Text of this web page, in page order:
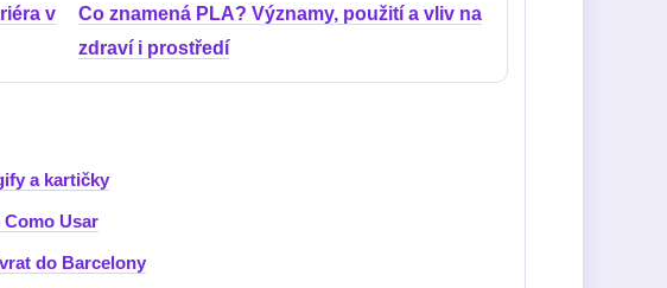
v
Co znamená PLA? Významy, použití a vliv na
zdraví i prostředí
a kartičky
Usar
do Barcelony